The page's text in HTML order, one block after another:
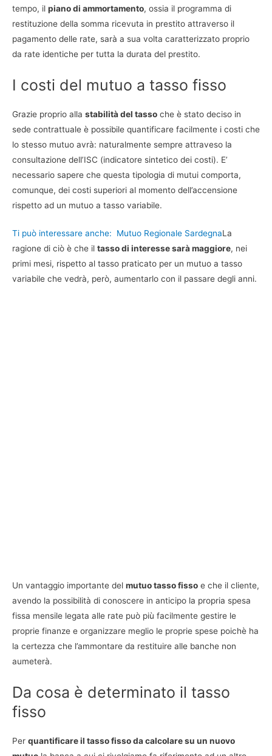
tempo, il piano di ammortamento, ossia il programma di
restituzione della somma ricevuta in prestito attraverso il
pagamento delle rate, sarà a sua volta caratterizzato proprio
da rate identiche per tutta la durata del prestito.
I costi del mutuo a tasso fisso
Grazie proprio alla stabilità del tasso che è stato deciso in
sede contrattuale è possibile quantificare facilmente i costi che
lo stesso mutuo avrà: naturalmente sempre attraveso la
consultazione dell’ISC (indicatore sintetico dei costi). E’
necessario sapere che questa tipologia di mutui comporta,
comunque, dei costi superiori al momento dell’accensione
rispetto ad un mutuo a tasso variabile.
Ti può interessare anche: Mutuo Regionale SardegnaLa
ragione di ciò è che il tasso di interesse sarà maggiore, nei
primi mesi, rispetto al tasso praticato per un mutuo a tasso
variabile che vedrà, però, aumentarlo con il passare degli anni.
Un vantaggio importante del mutuo tasso fisso e che il cliente,
avendo la possibilità di conoscere in anticipo la propria spesa
fissa mensile legata alle rate può più facilmente gestire le
proprie finanze e organizzare meglio le proprie spese poichè ha
la certezza che l’ammontare da restituire alle banche non
aumeterà.
Da cosa è determinato il tasso
fisso
Per quantificare il tasso fisso da calcolare su un nuovo